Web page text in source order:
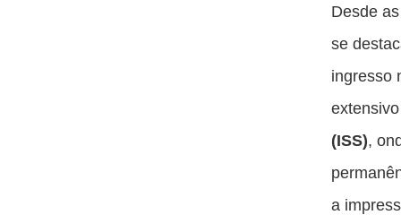
Desde
se
ingresso
(ISS),
a